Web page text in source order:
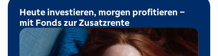
Heute investieren, morgen profitieren –
mit Fonds zur Zusatzrente